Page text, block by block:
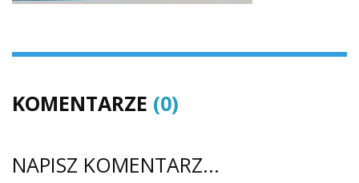
KOMENTARZE (0)
NAPISZ KOMENTARZ...